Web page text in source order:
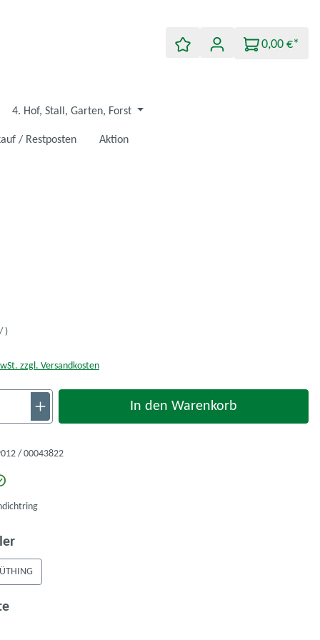
0,00 €*
4. Hof, Stall, Garten, Forst
/ Restposten Aktion
)
zzgl. Versandkosten
Gib den gewünschten Wert ein oder
In den Warenkorb
/ 00043822
auswählen
auswählen